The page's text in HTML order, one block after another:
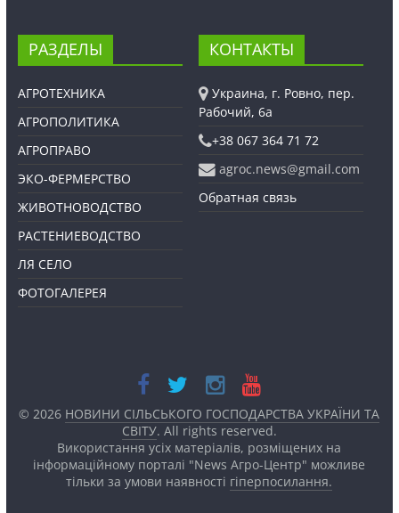
РАЗДЕЛЫ
АГРОТЕХНИКА
АГРОПОЛИТИКА
АГРОПРАВО
ЭКО-ФЕРМЕРСТВО
ЖИВОТНОВОДСТВО
РАСТЕНИЕВОДСТВО
ЛЯ СЕЛО
ФОТОГАЛЕРЕЯ
КОНТАКТЫ
Украина, г. Ровно, пер.
Рабочий, 6а
+38 067 364 71 72
agroc.news@gmail.com
Обратная связь
© 2026 НОВИНИ СІЛЬСЬКОГО ГОСПОДАРСТВА УКРАЇНИ ТА
СВІТУ. All rights reserved.
Використання усіх матеріалів, розміщених на
інформаційному порталі "News Агро-Центр" можливе
тільки за умови наявності гіперпосилання.